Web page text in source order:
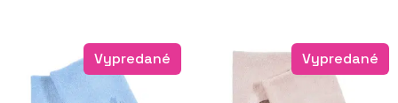
Vypredané Vypredané